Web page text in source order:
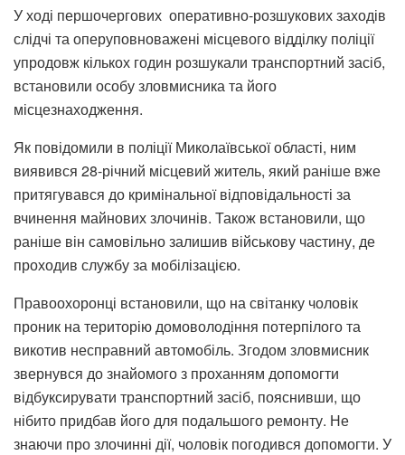
У ході першочергових оперативно-розшукових заходів
слідчі та оперуповноважені місцевого відділку поліції
упродовж кількох годин розшукали транспортний засіб,
встановили особу зловмисника та його
місцезнаходження.
Як повідомили в поліції Миколаївської області, ним
виявився 28-річний місцевий житель, який раніше вже
притягувався до кримінальної відповідальності за
вчинення майнових злочинів. Також встановили, що
раніше він самовільно залишив військову частину, де
проходив службу за мобілізацією.
Правоохоронці встановили, що на світанку чоловік
проник на територію домоволодіння потерпілого та
викотив несправний автомобіль. Згодом зловмисник
звернувся до знайомого з проханням допомогти
відбуксирувати транспортний засіб, пояснивши, що
нібито придбав його для подальшого ремонту. Не
знаючи про злочинні дії, чоловік погодився допомогти. У